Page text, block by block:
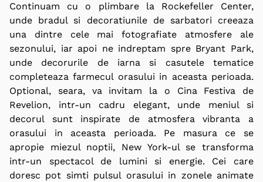
Continuam cu o plimbare la Rockefeller Center,
unde bradul si decoratiunile de sarbatori creeaza
una dintre cele mai fotografiate atmosfere ale
sezonului, iar apoi ne indreptam spre Bryant Park,
unde decorurile de iarna si casutele tematice
completeaza farmecul orasului in aceasta perioada.
Optional, seara, va invitam la o Cina Festiva de
Revelion, intr-un cadru elegant, unde meniul si
decorul sunt inspirate de atmosfera vibranta a
orasului in aceasta perioada. Pe masura ce se
apropie miezul noptii, New York-ul se transforma
intr-un spectacol de lumini si energie. Cei care
doresc pot simti pulsul orasului in zonele animate